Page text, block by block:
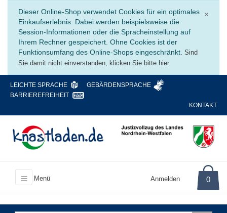
×
Dieser Online-Shop verwendet Cookies für ein optimales
Einkaufserlebnis. Dabei werden beispielsweise die
Session-Informationen oder die Spracheinstellung auf
Ihrem Rechner gespeichert. Ohne Cookies ist der
Funktionsumfang des Online-Shops eingeschränkt. Sind
Sie damit nicht einverstanden, klicken Sie bitte hier.
LEICHTE SPRACHE
GEBÄRDENSPRACHE
BARRIEREFREIHEIT
KONTAKT
Menü Anmelden 0